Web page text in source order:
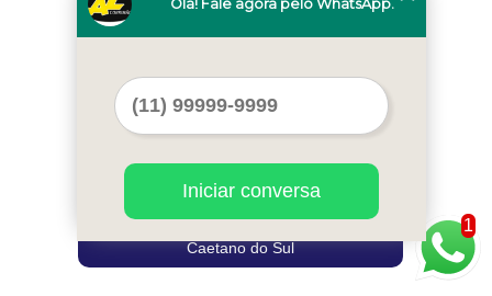
Caetano do Sul
1
Olá! Fale agora pelo WhatsApp.
Iniciar conversa